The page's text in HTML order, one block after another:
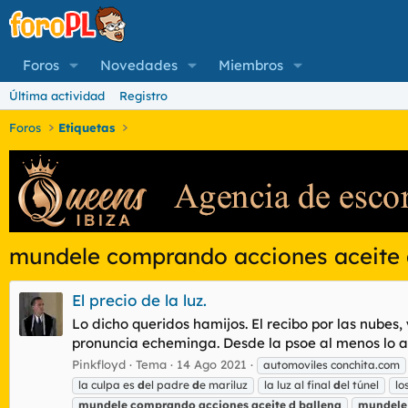
Foros Novedades Miembros
Última actividad Registro
Foros Etiquetas
mundele comprando acciones aceite
El precio de la luz.
Lo dicho queridos hamijos. El recibo por las
pronuncia echeminga. Desde la psoe al menos
Pinkfloyd Tema 14 Ago 2021 automoviles conchita.com
la culpa es del padre de mariluz la luz al final del túnel
mundele comprando acciones aceite d ballena mundele